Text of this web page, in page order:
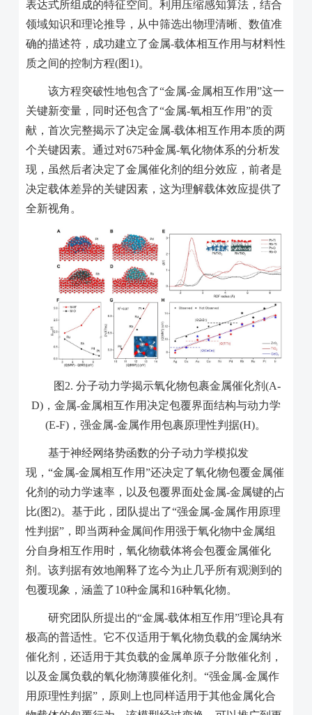
表达式所组成的特征空间。利用压缩感知算法，结合
领域知识和理论推导，从中筛选出物理清晰、数值准
确的描述符，成功建立了金属-载体相互作用与材料性
质之间的控制方程(图 1)。
该方程突破性地包含了“金属-金属相互作用”这一
关键新变量，同时还包含了“金属-氧相互作用”的贡
献，首次完整揭示了决定金属-载体相互作用本质的两
个关键因素。通过对675种金属-氧化物体系的分析发
现，虽然后者决定了金属催化剂的组分效应，前者是
决定载体差异的关键因素，这为理解载体效应提供了
全新视角。
图 2. 分子动力学揭示氧化物包裹金属催化剂 (A-
D)，金属-金属相互作用决定包覆界面结构与动力学
(E-F) ，强金属-金属作用包裹原理性判据(H)。
基于神经网络势函数的分子动力学模拟发
现，“金属-金属相互作用”还决定了氧化物包覆金属催
化剂的动力学速率，以及包覆界面处金属-金属键的占
比(图 2)。基于此，团队提出了“强金属-金属作用原理
性判据”，即当两种金属间作用强于氧化物中金属组
分自身相互作用时，氧化物载体将会包覆金属催化
剂。该判据有效地阐释了迄今为止几乎所有观测到的
包覆现象，涵盖了10种金属和16种氧化物。
研究团队所提出的“金属-载体相互作用”理论具有
极高的普适性。它不仅适用于氧化物负载的金属纳米
催化剂，还适用于其负载的金属单原子分散催化剂，
以及金属负载的氧化物薄膜催化剂。“强金属-金属作
用原理性判据”，原则上也同样适用于其他金属化合